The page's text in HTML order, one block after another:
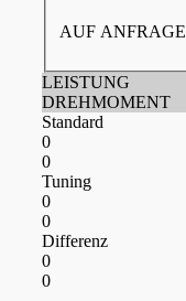
AUF ANFRAGE
LEISTUNG
DREHMOMENT
Standard
0
0
Tuning
0
0
Differenz
0
0